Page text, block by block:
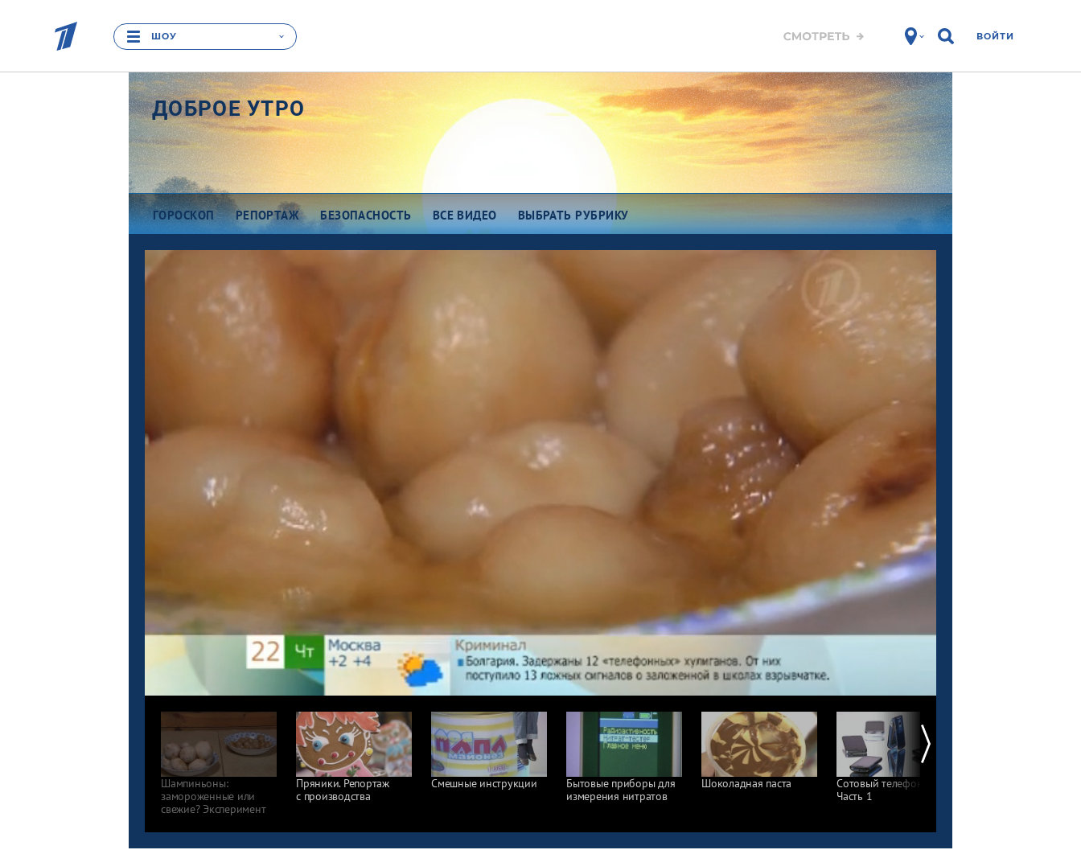
ШОУ ВОЙТИ
ДОБРОЕ УТРО
ГОРОСКОП РЕПОРТАЖ БЕЗОПАСНОСТЬ ВСЕ ВИДЕО
Про деньги
Наши гости
Разговоры о важном
Мода
Всякие хитрости
Про здоровье
Про победу
О проекте
ВЫБРАТЬ РУБРИКУ
Шампиньоны:
замороженные или
свежие? Эксперимент
Пряники. Репортаж
с производства
Смешные инструкции
Бытовые приборы для
измерения нитратов
Шоколадная паста
Сотовый телефон.
Часть 1